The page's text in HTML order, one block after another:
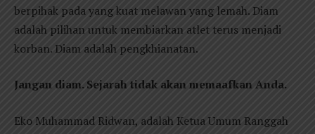
berpihak pada yang kuat melawan yang lemah. Diam
adalah pilihan untuk membiarkan atlet terus menjadi
korban. Diam adalah pengkhianatan.
Jangan diam. Sejarah tidak akan memaafkan Anda.
Eko Muhammad Ridwan, adalah Ketua Umum Ranggah